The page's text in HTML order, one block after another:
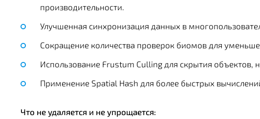
производительности.
Улучшенная синхронизация данных в
Сокращение количества проверок биомов для
Использование Frustum Culling для скрытия объектов,
Применение Spatial Hash для более быстрых
Что не удаляется и не упрощается: